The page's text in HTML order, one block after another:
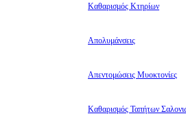
Καθαρισμός Κτηρίων
Απολυμάνσεις
Απεντομώσεις Μυοκτονίες
Καθαρισμός Ταπήτων